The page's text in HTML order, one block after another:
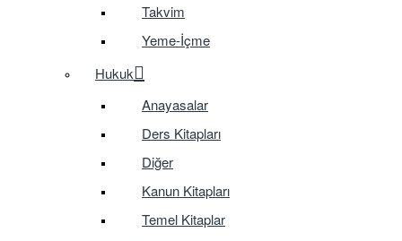
Takvim
Yeme-İçme
Hukuk
Anayasalar
Ders Kitapları
Diğer
Kanun Kitapları
Temel Kitaplar